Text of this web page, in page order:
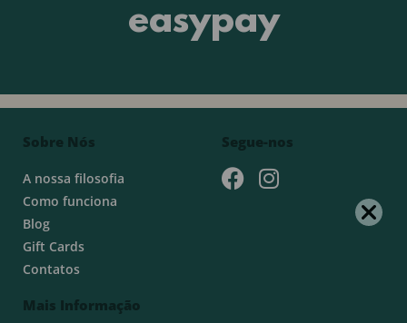
easypay
Sobre Nós
A nossa filosofia
Como funciona
Blog
Gift Cards
Contatos
Mais Informação
Segue-nos